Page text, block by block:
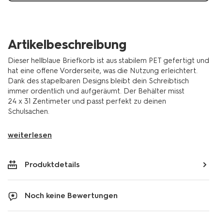
Artikelbeschreibung
Dieser hellblaue Briefkorb ist aus stabilem PET gefertigt und
hat eine offene Vorderseite, was die Nutzung erleichtert.
Dank des stapelbaren Designs bleibt dein Schreibtisch
immer ordentlich und aufgeräumt. Der Behälter misst
24 x 31 Zentimeter und passt perfekt zu deinen
Schulsachen.
weiterlesen
Produktdetails
Noch keine Bewertungen